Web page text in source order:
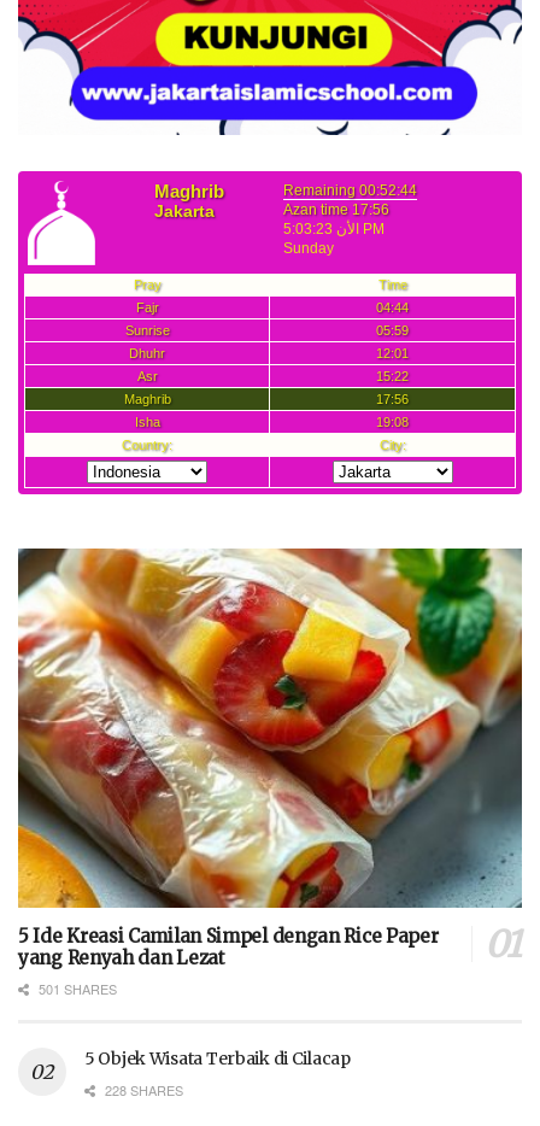
5 Ide Kreasi Camilan Simpel dengan Rice Paper
yang Renyah dan Lezat
501 SHARES
5 Objek Wisata Terbaik di Cilacap
228 SHARES